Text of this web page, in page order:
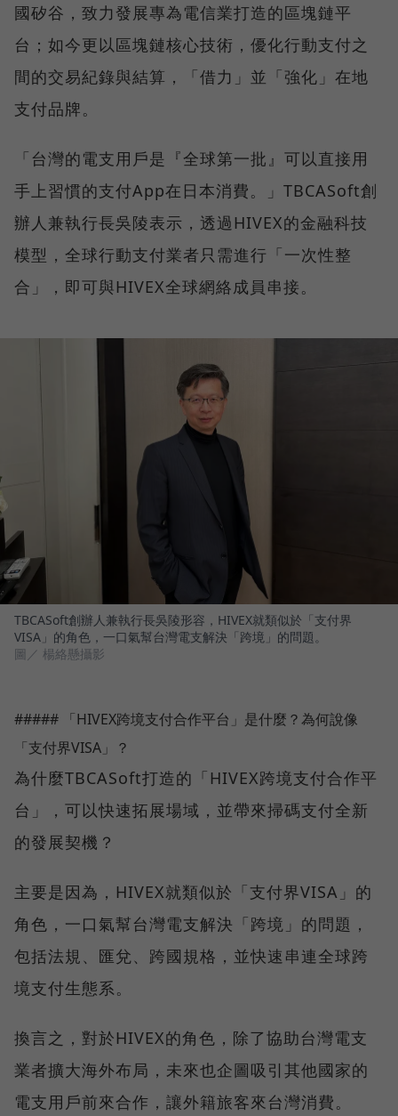
國矽谷，致力發展專為電信業打造的區塊鏈平
台；如今更以區塊鏈核心技術，優化行動支付之
間的交易紀錄與結算，「借力」並「強化」在地
支付品牌。
「台灣的電支用戶是『全球第一批』可以直接用
手上習慣的支付App在日本消費。」TBCASoft創
辦人兼執行長吳陵表示，透過HIVEX的金融科技
模型，全球行動支付業者只需進行「一次性整
合」，即可與HIVEX全球網絡成員串接。
TBCASoft創辦人兼執行長吳陵形容，HIVEX就類似於「支付界
VISA」的角色，一口氣幫台灣電支解決「跨境」的問題。
圖／ 楊絡懸攝影
##### 「HIVEX跨境支付合作平台」是什麼？為何說像
「支付界VISA」？
為什麼TBCASoft打造的「HIVEX跨境支付合作平
台」，可以快速拓展場域，並帶來掃碼支付全新
的發展契機？
主要是因為，HIVEX就類似於「支付界VISA」的
角色，一口氣幫台灣電支解決「跨境」的問題，
包括法規、匯兌、跨國規格，並快速串連全球跨
境支付生態系。
換言之，對於HIVEX的角色，除了協助台灣電支
業者擴大海外布局，未來也企圖吸引其他國家的
電支用戶前來合作，讓外籍旅客來台灣消費。